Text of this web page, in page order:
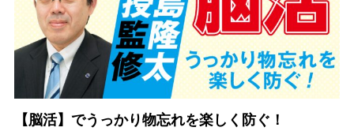
【脳活】でうっかり物忘れを楽しく防ぐ！